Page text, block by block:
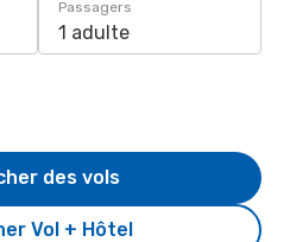
Passagers
1 adulte
Vol + Hôtel
des vols